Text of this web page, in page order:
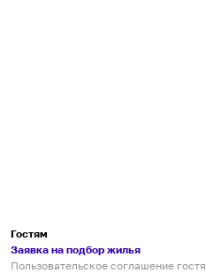
Гостям
Заявка на подбор жилья
Пользовательское соглашение гостя